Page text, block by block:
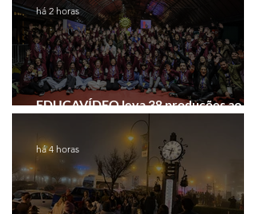
EDUCAVÍDEO leva 38 produções ao
Festival de Cinema de Gramado
há 2 horas
há 4 horas